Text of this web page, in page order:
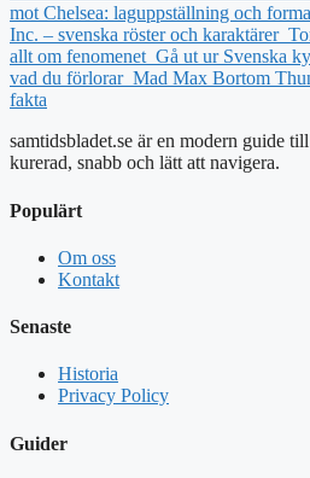
mot Chelsea: laguppställning och
Inc. – svenska röster och karaktärer
allt om fenomenet Gå ut ur Svenska
vad du förlorar Mad Max Bortom
fakta
samtidsbladet.se är en modern guide
kurerad, snabb och lätt att navigera.
Populärt
Om oss
Kontakt
Senaste
Historia
Privacy Policy
Guider